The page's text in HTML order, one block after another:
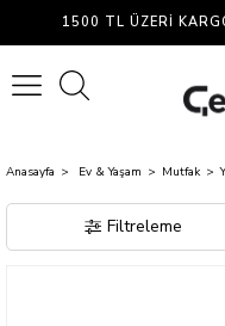
1500 TL ÜZERI
Anasayfa Ev & Yaşam Mutfak
Filtreleme
Tencere